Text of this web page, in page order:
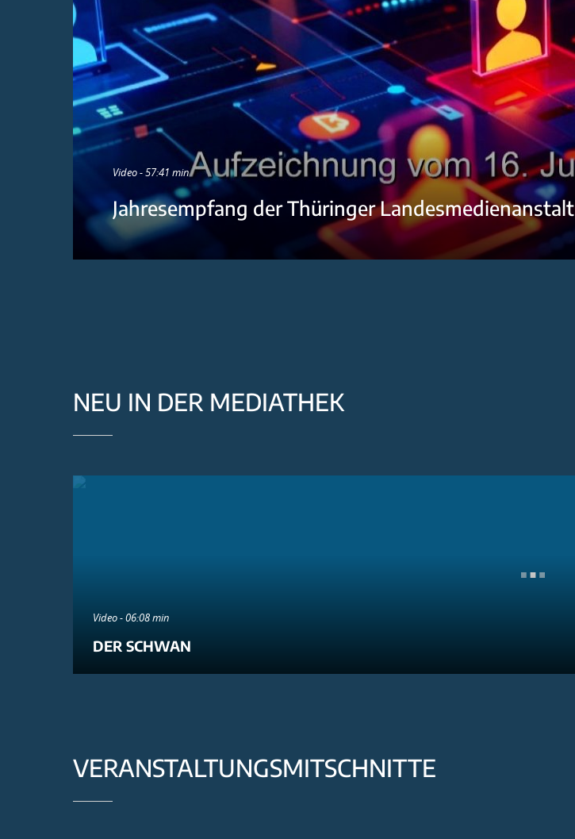
Video - 57:41 min
Jahresempfang der Thüringer Landesmedienanstalt
NEU IN DER MEDIATHEK
Video - 06:08 min
DER SCHWAN
VERANSTALTUNGSMITSCHNITTE